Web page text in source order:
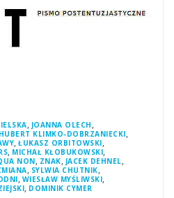
, JOANNA OLECH ,
HUBERT KLIMKO-DOBRZANIECKI,
, ŁUKASZ ORBITOWSKI,
, MICHAŁ KŁOBUKOWSKI,
NON, ZNAK, JACEK DEHNEL,
, SYLWIA CHUTNIK,
, WIESŁAW MYŚLIWSKI,
, DOMINIK CYMER